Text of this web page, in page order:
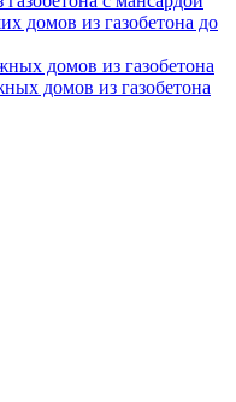
домов из газобетона до
домов из газобетона
домов из газобетона